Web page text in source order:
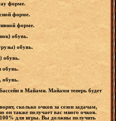
форме.
форме.
форме.
обувь.
обувь.
обувь.
обувь.
обувь.
в Майами. Майами теперь будет
сколько очков за сезон задачам,
он также получает вас много очков.
100% для игры. Вы должны получить